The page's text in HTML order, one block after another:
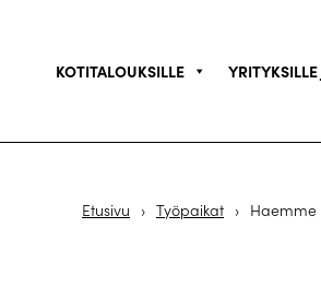
KOTITALOUKSILLE
Etusivu › Työpaikat › Haemme